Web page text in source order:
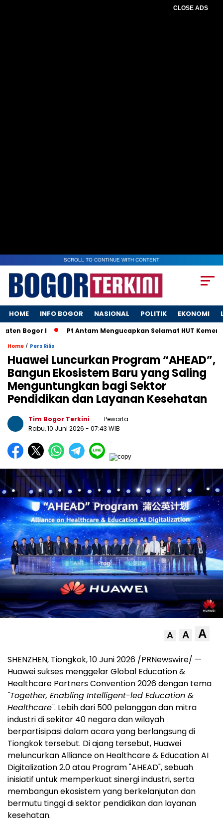
CLOSE ADS
SCROLL TO CONTINUE WITH CONTENT
HOME INFO BOGOR NASIONAL POLITIK EKONOMI
Bogor I Pt Antam Mengucapkan Selamat HUT
Home / Pers Rilis
Huawei Luncurkan Program “AHEAD”,
Bangun Ekosistem Baru yang Saling
Menguntungkan bagi Sektor
Pendidikan dan Layanan Kesehatan
Tim Bogor Terkini
- Pewarta
Rabu, 10 Juni 2026 - 07:43 WIB
A A A
SHENZHEN, Tiongkok, 10 Juni 2026 /PRNewswire/ —
Huawei sukses menggelar Global Education &
Healthcare Partners Convention 2026 dengan tema
"Together, Enabling Intelligent-led Education &
Healthcare". Lebih dari 500 pelanggan dan mitra
industri di sekitar 40 negara dan wilayah
berpartisipasi dalam acara yang berlangsung di
Tiongkok tersebut. Di ajang tersebut, Huawei
meluncurkan Alliance on Healthcare & Education AI
Digitalization 2.0 atau Program "AHEAD", sebuah
inisiatif untuk memperkuat sinergi industri, serta
membangun ekosistem yang berkelanjutan dan
bermutu tinggi di sektor pendidikan dan layanan
kesehatan.